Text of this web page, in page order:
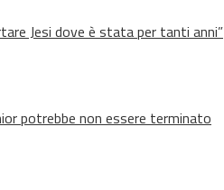
Jesi dove è stata per tanti anni”
potrebbe non essere terminato